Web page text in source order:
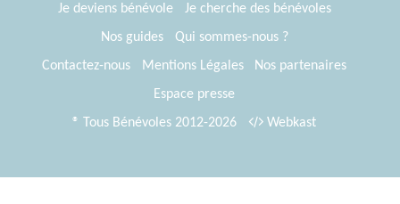
Je deviens bénévole
Je cherche des bénévoles
Nos guides
Qui sommes-nous ?
Contactez-nous
Mentions Légales
Nos partenaires
Espace presse
® Tous Bénévoles 2012-2026
Webkast